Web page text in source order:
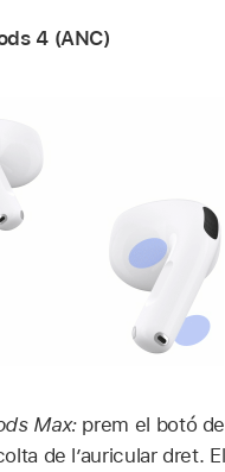
4 (ANC)
Max: prem el botó
de l’auricular dret.